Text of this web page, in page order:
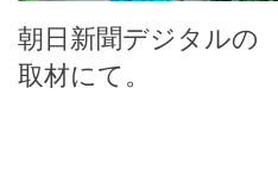
朝日新聞デジタルの
取材にて。